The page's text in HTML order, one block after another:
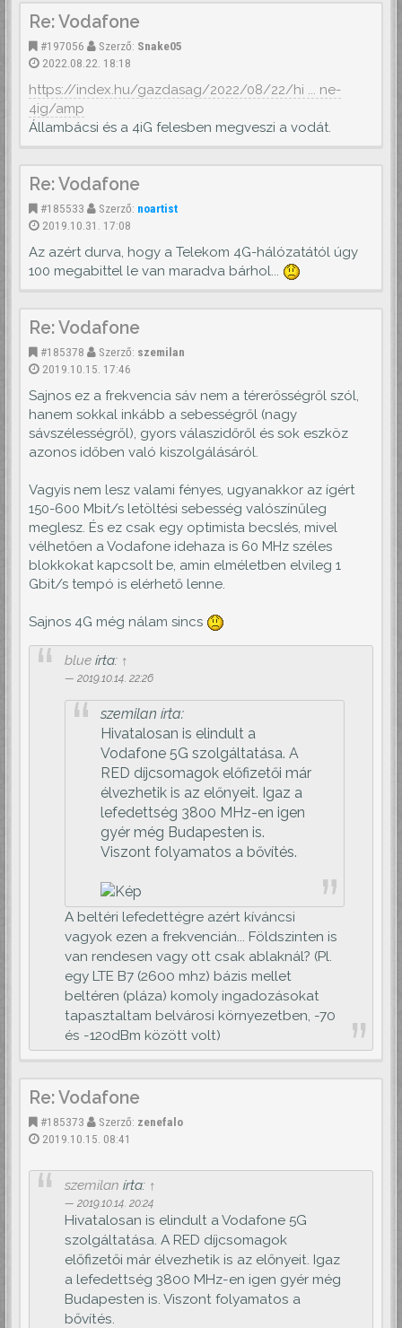
Re: Vodafone
#197056 Szerző: Snake05
2022.08.22. 18:18
https://index.hu/gazdasag/2022/08/22/hi ... ne-
4ig/amp
Állambácsi és a 4iG felesben megveszi a vodát.
Re: Vodafone
#185533 Szerző: noartist
2019.10.31. 17:08
Az azért durva, hogy a Telekom 4G-hálózatától úgy
100 megabittel le van maradva bárhol...
Re: Vodafone
#185378 Szerző: szemilan
2019.10.15. 17:46
Sajnos ez a frekvencia sáv nem a térerősségről szól,
hanem sokkal inkább a sebességről (nagy
sávszélességről), gyors válaszidőről és sok eszköz
azonos időben való kiszolgálásáról.
Vagyis nem lesz valami fényes, ugyanakkor az ígért
150-600 Mbit/s letöltési sebesség valószínűleg
meglesz. És ez csak egy optimista becslés, mivel
vélhetően a Vodafone idehaza is 60 MHz széles
blokkokat kapcsolt be, amin elméletben elvileg 1
Gbit/s tempó is elérhető lenne.
Sajnos 4G még nálam sincs
blueírta: ↑
2019.10.14. 22:26
szemilan írta:
Hivatalosan is elindult a
Vodafone 5G szolgáltatása. A
RED díjcsomagok előfizetői már
élvezhetik is az előnyeit. Igaz a
lefedettség 3800 MHz-en igen
gyér még Budapesten is.
Viszont folyamatos a bővítés.
A beltéri lefedettégre azért kíváncsi
vagyok ezen a frekvencián... Földszinten is
van rendesen vagy ott csak ablaknál? (Pl.
egy LTE B7 (2600 mhz) bázis mellet
beltéren (pláza) komoly ingadozásokat
tapasztaltam belvárosi környezetben, -70
és -120dBm között volt)
Re: Vodafone
#185373 Szerző: zenefalo
2019.10.15. 08:41
szemilan írta: ↑
2019.10.14. 20:24
Hivatalosan is elindult a Vodafone 5G
szolgáltatása. A RED díjcsomagok
előfizetői már élvezhetik is az előnyeit. Igaz
a lefedettség 3800 MHz-en igen gyér még
Budapesten is. Viszont folyamatos a
bővítés.